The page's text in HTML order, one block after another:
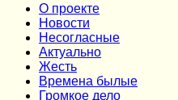
О проекте
Новости
Несогласные
Актуально
Жесть
Времена былые
Громкое дело